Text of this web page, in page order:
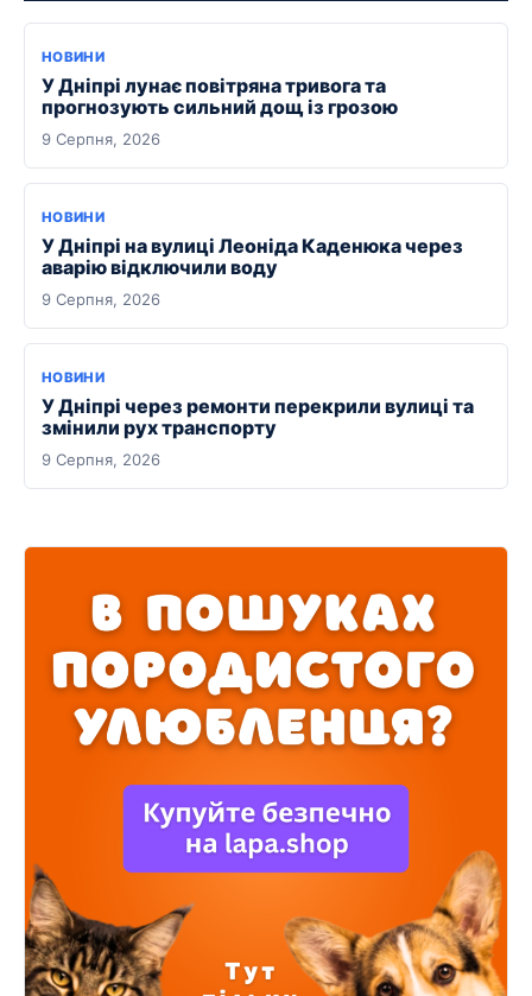
НОВИНИ
У Дніпрі лунає повітряна тривога та
прогнозують сильний дощ із грозою
9 Серпня, 2026
НОВИНИ
У Дніпрі на вулиці Леоніда Каденюка через
аварію відключили воду
9 Серпня, 2026
НОВИНИ
У Дніпрі через ремонти перекрили вулиці та
змінили рух транспорту
9 Серпня, 2026